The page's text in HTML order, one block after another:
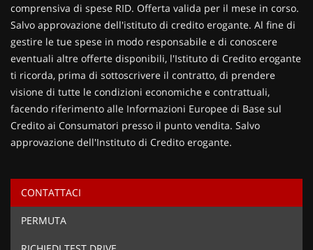
Ho letto e accettol'informativa privacy*
Acconsento al trattamento dei miei dati per finalità di
comprensiva di spese RID. Offerta valida per il mese in corso.
Salvo approvazione dell'istituto di credito erogante. Al fine di
gestire le tue spese in modo responsabile e di conoscere
eventuali altre offerte disponibili, l'Istituto di Credito erogante
ti ricorda, prima di sottoscrivere il contratto, di prendere
visione di tutte le condizioni economiche e contrattuali,
facendo riferimento alle Informazioni Europee di Base sul
Credito ai Consumatori presso il punto vendita. Salvo
approvazione dell'Instituto di Credito erogante.
CONTATTACI
PERMUTA